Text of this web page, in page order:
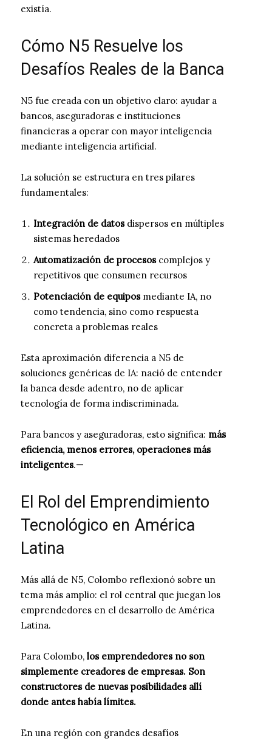
existía.
Cómo N5 Resuelve los
Desafíos Reales de la Banca
N5 fue creada con un objetivo claro: ayudar a
bancos, aseguradoras e instituciones
financieras a operar con mayor inteligencia
mediante inteligencia artificial.
La solución se estructura en tres pilares
fundamentales:
Integración de datosdispersos en múltiples
sistemas heredados
Automatización de procesoscomplejos y
repetitivos que consumen recursos
Potenciación de equiposmediante IA, no
como tendencia, sino como respuesta
concreta a problemas reales
Esta aproximación diferencia a N5 de
soluciones genéricas de IA: nació de entender
la banca desde adentro, no de aplicar
tecnología de forma indiscriminada.
Para bancos y aseguradoras, esto significa: más
eficiencia, menos errores, operaciones más
inteligentes.—
El Rol del Emprendimiento
Tecnológico en América
Latina
Más allá de N5, Colombo reflexionó sobre un
tema más amplio: el rol central que juegan los
emprendedores en el desarrollo de América
Latina.
Para Colombo, los emprendedores no son
simplemente creadores de empresas. Son
constructores de nuevas posibilidades allí
donde antes había límites.
En una región con grandes desafíos